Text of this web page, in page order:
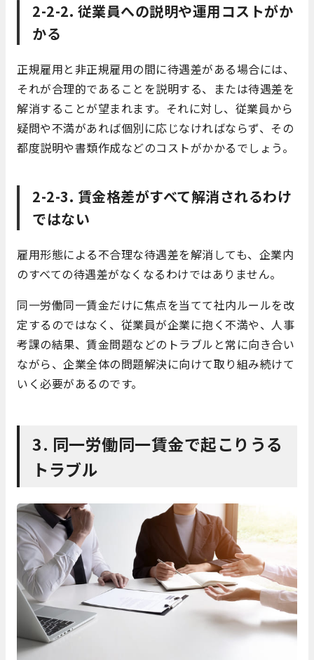
2-2-2. 従業員への説明や運用コストがか
かる
正規雇用と非正規雇用の間に待遇差がある場合には、
それが合理的であることを説明する、または待遇差を
解消することが望まれます。それに対し、従業員から
疑問や不満があれば個別に応じなければならず、その
都度説明や書類作成などのコストがかかるでしょう。
2-2-3. 賃金格差がすべて解消されるわけ
ではない
雇用形態による不合理な待遇差を解消しても、企業内
のすべての待遇差がなくなるわけではありません。
同一労働同一賃金だけに焦点を当てて社内ルールを改
定するのではなく、従業員が企業に抱く不満や、人事
考課の結果、賃金問題などのトラブルと常に向き合い
ながら、企業全体の問題解決に向けて取り組み続けて
いく必要があるのです。
3. 同一労働同一賃金で起こりうる
トラブル